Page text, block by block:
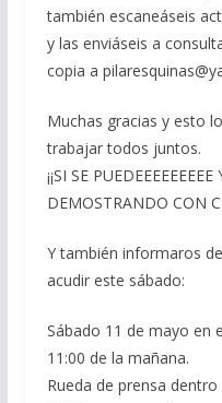
también escaneáseis
y las enviáseis a
copia a
Muchas gracias y esto
trabajar todos juntos.
¡¡SI SE
DEMOSTRANDO CON
Y también informaros
acudir este sábado:
Sábado 11 de mayo en
11:00 de la mañana.
Rueda de prensa